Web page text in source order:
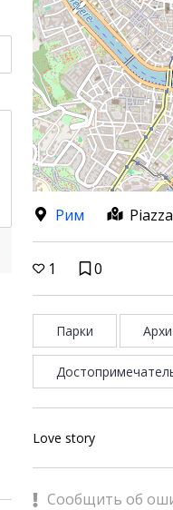
Рим
1 0
Парки
Love story
Сообщить об